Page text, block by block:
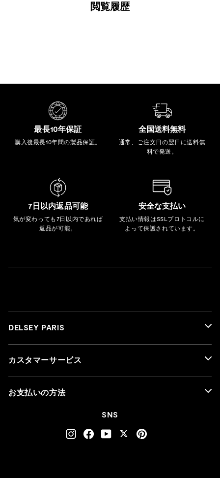
閲覧履歴
最長10年保証
購入後最長10年間の製品保証。
全国送料無料
通常、ご注文日の翌日に送料無
料で発送。
7日以内返品可能
気が変わっても7日以内であれば
返品が可能。
安全な支払い
支払い情報はSSLプロトコルに
よって保護されています。
DELSEY PARIS
カスタマーサービス
お支払いの方法
SNS
InstagramFacebookYouTubeTwitter